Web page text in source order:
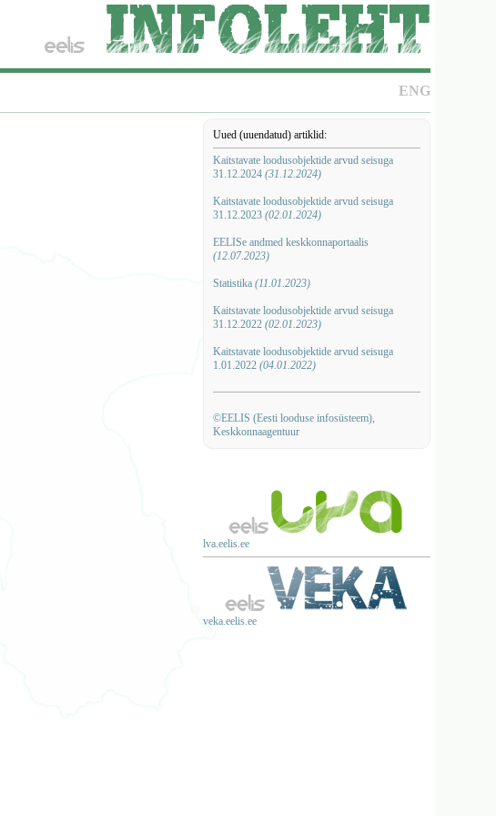
ENG
Uued (uuendatud) artiklid:
Kaitstavate loodusobjektide arvud seisuga
31.12.2024 (31.12.2024)
Kaitstavate loodusobjektide arvud seisuga
31.12.2023 (02.01.2024)
EELISe andmed keskkonnaportaalis
(12.07.2023)
Statistika (11.01.2023)
Kaitstavate loodusobjektide arvud seisuga
31.12.2022 (02.01.2023)
Kaitstavate loodusobjektide arvud seisuga
1.01.2022 (04.01.2022)
©EELIS (Eesti looduse infosüsteem),
Keskkonnaagentuur
lva.eelis.ee
veka.eelis.ee